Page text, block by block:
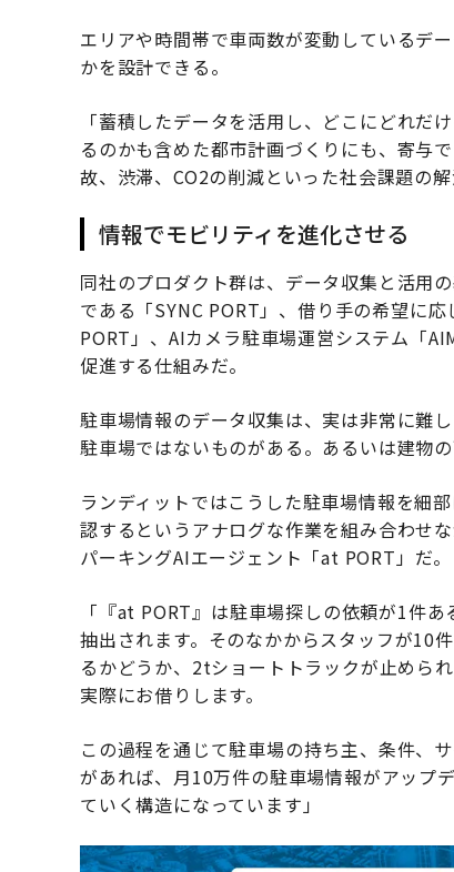
エリアや時間帯で車両数が変動しているデ
かを設計できる。
「蓄積したデータを活用し、どこにどれだ
るのかも含めた都市計画づくりにも、寄与
故、渋滞、CO2の削減といった社会課題の
情報でモビリティを進化させる
同社のプロダクト群は、データ収集と活用
である「SYNC PORT」、借り手の希望に
PORT」、AIカメラ駐車場運営システム「
促進する仕組みだ。
駐車場情報のデータ収集は、実は非常に難
駐車場ではないものがある。あるいは建物
ランディットではこうした駐車場情報を細
認するというアナログな作業を組み合わせ
パーキングAIエージェント「at PORT」だ。
「『at PORT』は駐車場探しの依頼が1件
抽出されます。そのなかからスタッフが10
るかどうか、2tショートトラックが止めら
実際にお借りします。
この過程を通じて駐車場の持ち主、条件、
があれば、月10万件の駐車場情報がアップ
ていく構造になっています」